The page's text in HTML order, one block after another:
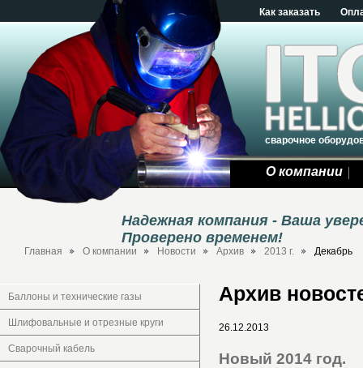
Как заказать
сварочное
О компании
Надежная компания - Ваша
Проверено временем!
Главная О компании Новости Архив 2013 г. Декабрь
Баллоны и технические газы
Шлифовальные и отрезные круги
Сварочный кабель
Архив
26.12.2013
Новый 2014 год.